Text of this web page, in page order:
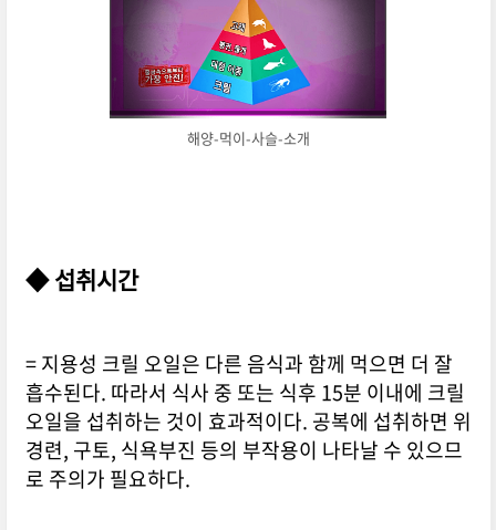
해양-먹이-사슬-소개
◆ 섭취시간
= 지용성 크릴 오일은 다른 음식과 함께 먹으면 더 잘
흡수된다. 따라서 식사 중 또는 식후 15분 이내에 크릴
오일을 섭취하는 것이 효과적이다. 공복에 섭취하면 위
경련, 구토, 식욕부진 등의 부작용이 나타날 수 있으므
로 주의가 필요하다.